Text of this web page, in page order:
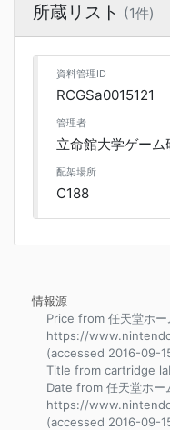
所蔵リスト (1件)
資料管理ID
RCGSa0015121
管理者
立命館大学ゲーム
配架場所
C188
情報源
Price from 任天堂ホ
https://
(accessed 2016-09-
Title from cartridge
Date from 任天堂ホ
https://
(accessed 2016-09-